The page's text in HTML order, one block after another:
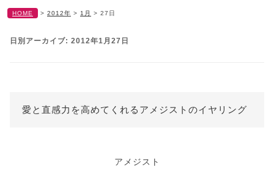
HOME > 2012年 > 1月 > 27日
日別アーカイブ: 2012年1月27日
愛と直感力を高めてくれるアメジストのイヤリング
アメジスト